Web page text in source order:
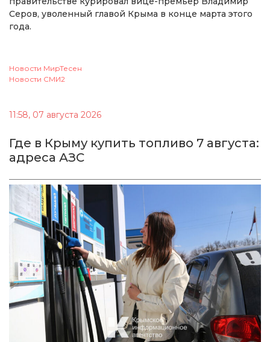
Серов, уволенный главой Крыма в конце марта этого
года.
Новости МирТесен
Новости СМИ2
11:58, 07 августа 2026
Где в Крыму купить топливо 7 августа:
адреса АЗС